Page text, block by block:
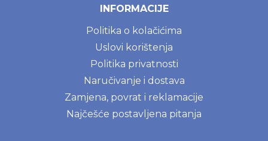
INFORMACIJE
Politika o kolačićima
Uslovi korištenja
Politika privatnosti
Naručivanje i dostava
Zamjena, povrat i reklamacije
Najčešće postavljena pitanja